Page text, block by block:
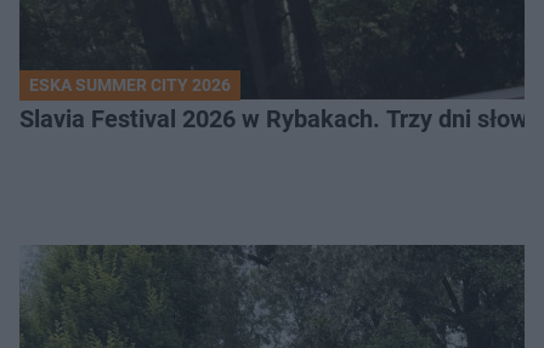
ESKA SUMMER CITY 2026
Slavia Festival 2026 w Rybakach. Trzy dni